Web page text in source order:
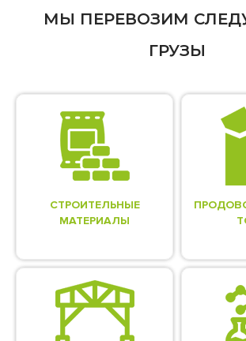
МЫ ПЕРЕВОЗИМ
ГРУЗЫ
СТРОИТЕЛЬНЫЕ
МАТЕРИАЛЫ